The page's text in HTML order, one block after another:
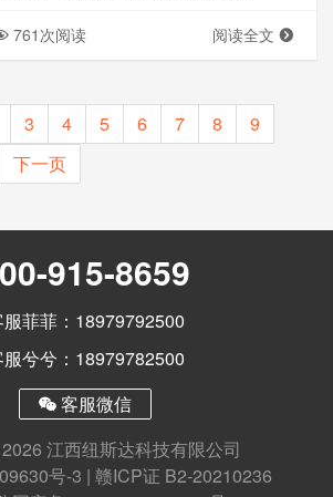
761次阅读 阅读全文
3 4 5 6 7 8
9
下一页
915-8659
服菲菲：18979792500
服兮兮：18979782500
客服微信
江西纽斯达科技有限公司
号-3 | 赣ICP证 B2-20210236